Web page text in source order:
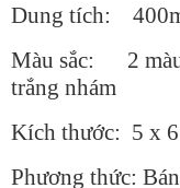
Dung tích:
Màu sắc: 2 màu
trắng nhám
Kích thước: 5 x
Phương thức: